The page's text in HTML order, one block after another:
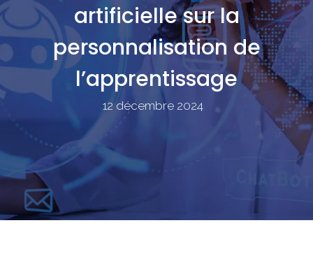
artificielle sur la
personnalisation de
l’apprentissage
12 décembre 2024